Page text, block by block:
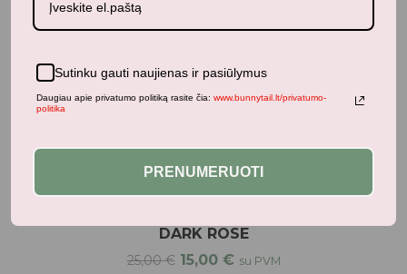
DARK ROSE
25,00€ 15,00 € su PVM
Sutinku gauti naujienas ir pasiūlymus
Daugiau apie privatumo politiką rasite čia: www.bunnytail.lt/privatumo-
politika
PRENUMERUOTI